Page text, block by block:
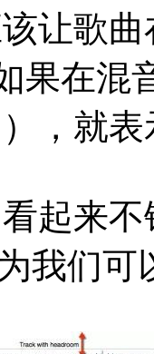
让歌
果在混
，就
起来
我们可